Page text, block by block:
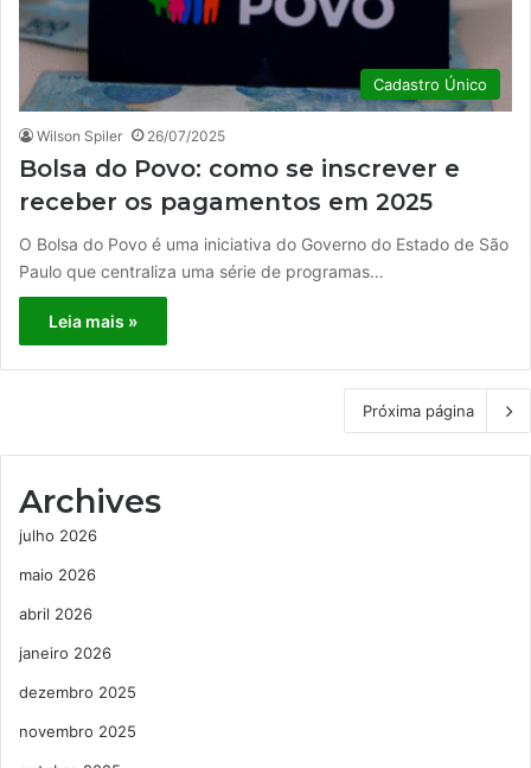
Cadastro Único
Wilson Spiler 26/07/2025
Bolsa do Povo: como se inscrever e
receber os pagamentos em 2025
O Bolsa do Povo é uma iniciativa do Governo do Estado de São
Paulo que centraliza uma série de programas…
Leia mais »
Próxima página
Archives
julho 2026
maio 2026
abril 2026
janeiro 2026
dezembro 2025
novembro 2025